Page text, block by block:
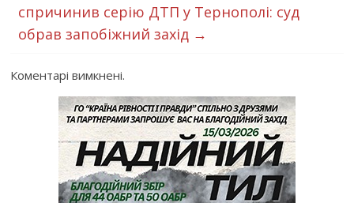
спричинив серію ДТП у Тернополі: суд
обрав запобіжний захід →
Коментарі вимкнені.